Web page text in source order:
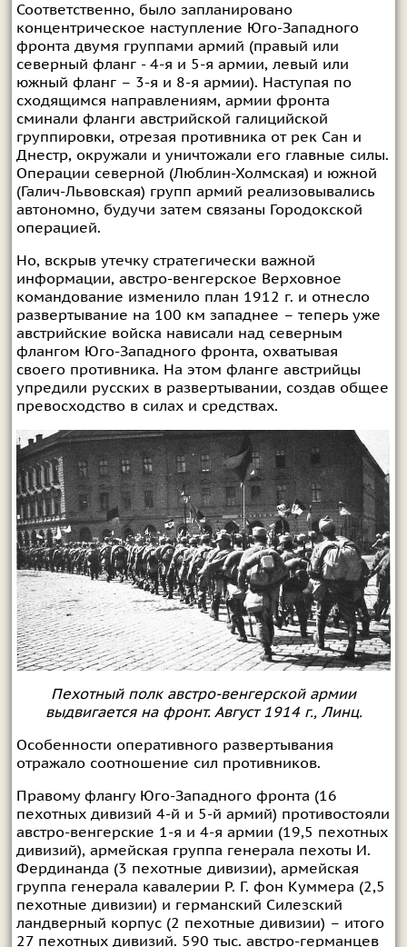
Соответственно, было запланировано
концентрическое наступление Юго-Западного
фронта двумя группами армий (правый или
северный фланг - 4-я и 5-я армии, левый или
южный фланг – 3-я и 8-я армии). Наступая по
сходящимся направлениям, армии фронта
сминали фланги австрийской галицийской
группировки, отрезая противника от рек Сан и
Днестр, окружали и уничтожали его главные силы.
Операции северной (Люблин-Холмская) и южной
(Галич-Львовская) групп армий реализовывались
автономно, будучи затем связаны Городокской
операцией.
Но, вскрыв утечку стратегически важной
информации, австро-венгерское Верховное
командование изменило план 1912 г. и отнесло
развертывание на 100 км западнее – теперь уже
австрийские войска нависали над северным
флангом Юго-Западного фронта, охватывая
своего противника. На этом фланге австрийцы
упредили русских в развертывании, создав общее
превосходство в силах и средствах.
Пехотный полк австро-венгерской армии
выдвигается на фронт. Август 1914 г., Линц.
Особенности оперативного развертывания
отражало соотношение сил противников.
Правому флангу Юго-Западного фронта (16
пехотных дивизий 4-й и 5-й армий) противостояли
австро-венгерские 1-я и 4-я армии (19,5 пехотных
дивизий), армейская группа генерала пехоты И.
Фердинанда (3 пехотные дивизии), армейская
группа генерала кавалерии Р. Г. фон Куммера (2,5
пехотные дивизии) и германский Силезский
ландверный корпус (2 пехотные дивизии) – итого
27 пехотных дивизий. 590 тыс. австро-германцев